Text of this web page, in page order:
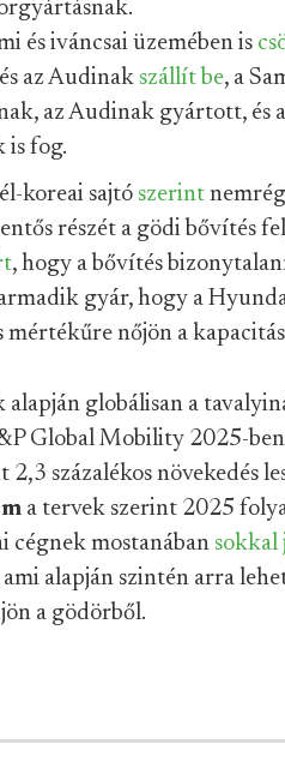
és iváncsai üzemében is
az Audinakszállít be, a
az Audinak gyártott, és
is fog.
koreai sajtószerint
részét a gödi bővítés
, hogy a bővítés
gyár, hogy a
mértékűre nőjön a
alapján globálisan a
Global Mobility 2025-
százalékos növekedés
a tervek szerint 2025
cégnek mostanábansokkal
alapján szintén arra
a gödörből.